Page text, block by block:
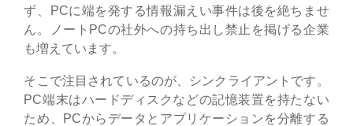
ず、PCに端を発する情報漏えい事件は後を絶ちませ
ん。ノートPCの社外への持ち出し禁止を掲げる企業
も増えています。
そこで注目されているのが、シンクライアントです。
PC端末はハードディスクなどの記憶装置を持たない
ため、PCからデータとアプリケーションを分離する